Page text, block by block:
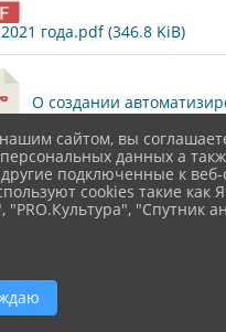
года.pdf (346.8 KiB)
О создании
управления питанием и
в Республике Кры
питания (1.3 MiB)
сайтом, вы
данных а
подключенные к веб-
cookies такие как
"PRO.Культура", "Спутник